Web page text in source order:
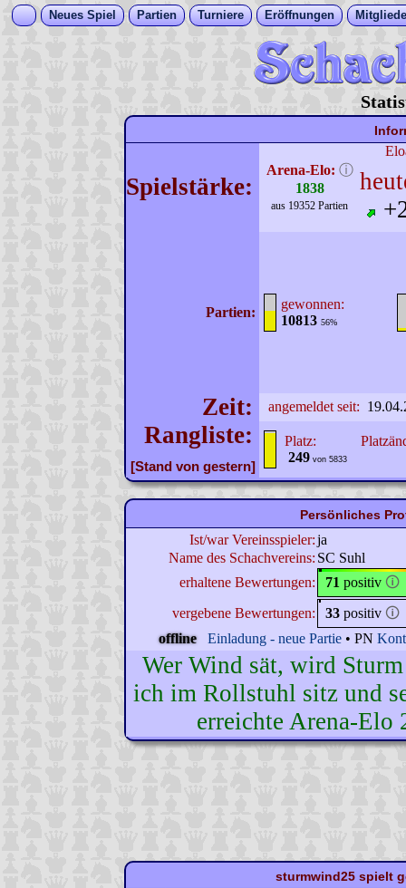
Neues Spiel Partien Turniere Eröffnungen
Spielstärke:
Arena-Elo: ⓘ
1838
aus 19352 Partien
Partien:
gewonnen:
10813 56%
Zeit: angemeldet seit:
Rangliste:
[Stand von gestern]
Platz:
249 von 5833
Persönliches
Ist/war Vereinsspieler:ja
Name des Schachvereins: SC Suhl
erhaltene Bewertungen:
71 positiv 🛈
vergebene Bewertungen:
33 positiv 🛈
offline
Einladung - neue Partie • PN
Wer Wind sät, wird
ich im Rollstuhl sitz und
erreichte Arena-Elo
sturmwind25 spielt